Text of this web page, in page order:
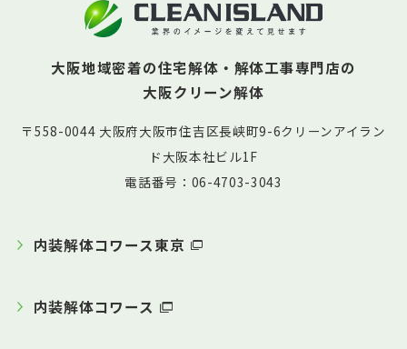
大阪地域密着の住宅解体・解体工事専門店の
大阪クリーン解体
〒558-0044 大阪府大阪市住吉区長峡町9-6クリーンアイラン
ド大阪本社ビル1F
電話番号：06-4703-3043
内装解体コワース東京
内装解体コワース